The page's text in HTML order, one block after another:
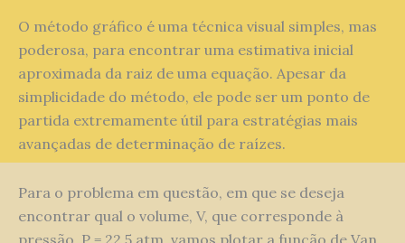
O método gráfico é uma técnica visual simples, mas
poderosa, para encontrar uma estimativa inicial
aproximada da raiz de uma equação. Apesar da
simplicidade do método, ele pode ser um ponto de
partida extremamente útil para estratégias mais
avançadas de determinação de raízes.
Para o problema em questão, em que se deseja
encontrar qual o volume, V, que corresponde à